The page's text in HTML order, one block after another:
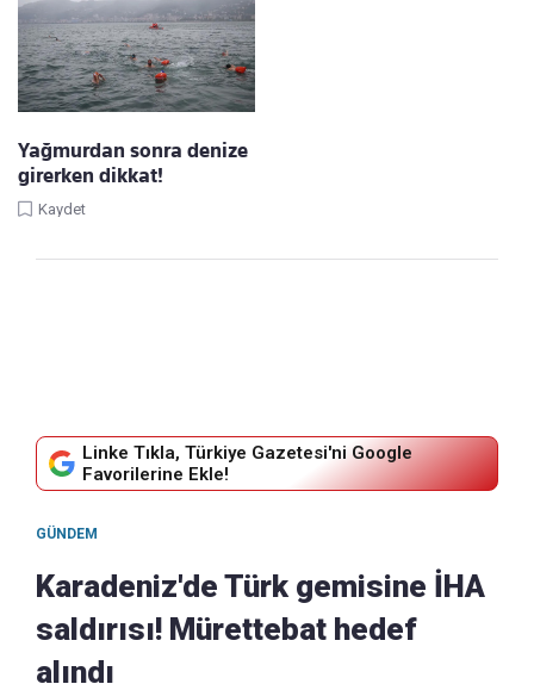
Yağmurdan sonra denize
girerken dikkat!
Kaydet
Linke Tıkla, Türkiye Gazetesi'ni Google
Favorilerine Ekle!
GÜNDEM
Karadeniz'de Türk gemisine İHA
saldırısı! Mürettebat hedef
alındı